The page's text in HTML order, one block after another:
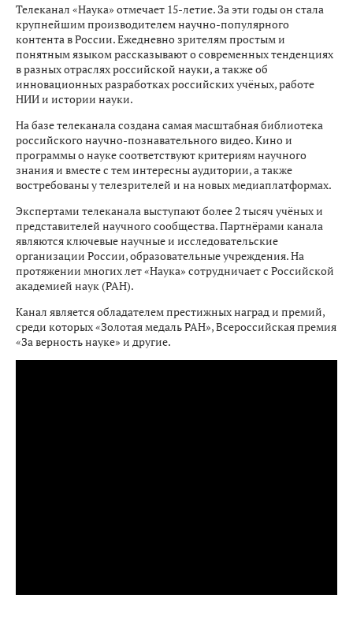
Телеканал «Наука» отмечает 15-летие. За эти годы он стала
крупнейшим производителем научно-популярного
контента в России. Ежедневно зрителям простым и
понятным языком рассказывают о современных тенденциях
в разных отраслях российской науки, а также об
инновационных разработках российских учёных, работе
НИИ и истории науки.
На базе телеканала создана самая масштабная библиотека
российского научно-познавательного видео. Кино и
программы о науке соответствуют критериям научного
знания и вместе с тем интересны аудитории, а также
востребованы у телезрителей и на новых медиаплатформах.
Экспертами телеканала выступают более 2 тысяч учёных и
представителей научного сообщества. Партнёрами канала
являются ключевые научные и исследовательские
организации России, образовательные учреждения. На
протяжении многих лет «Наука» сотрудничает с Российской
академией наук (РАН).
Канал является обладателем престижных наград и премий,
среди которых «Золотая медаль РАН», Всероссийская премия
«За верность науке» и другие.